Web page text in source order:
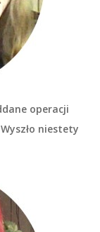
operacji
niestety